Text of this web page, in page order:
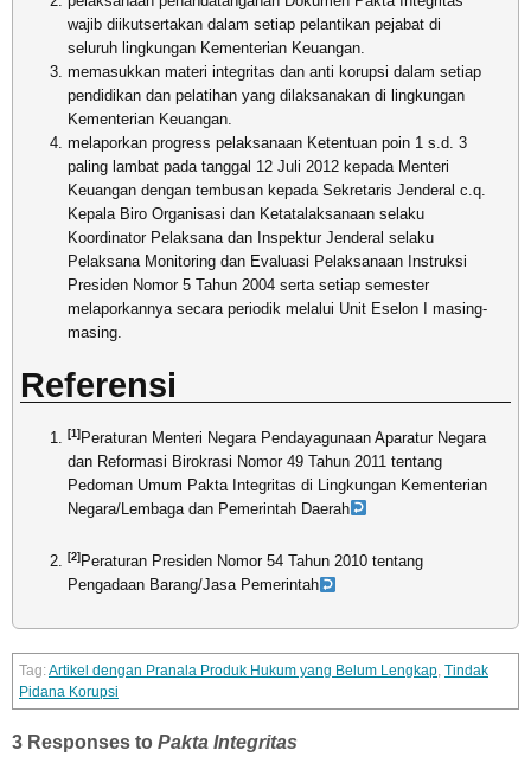
wajib diikutsertakan dalam setiap pelantikan pejabat di
seluruh lingkungan Kementerian Keuangan.
memasukkan materi integritas dan anti korupsi dalam setiap
pendidikan dan pelatihan yang dilaksanakan di lingkungan
Kementerian Keuangan.
melaporkan progress pelaksanaan Ketentuan poin 1 s.d. 3
paling lambat pada tanggal 12 Juli 2012 kepada Menteri
Keuangan dengan tembusan kepada Sekretaris Jenderal c.q.
Kepala Biro Organisasi dan Ketatalaksanaan selaku
Koordinator Pelaksana dan Inspektur Jenderal selaku
Pelaksana Monitoring dan Evaluasi Pelaksanaan Instruksi
Presiden Nomor 5 Tahun 2004 serta setiap semester
melaporkannya secara periodik melalui Unit Eselon I masing-
masing.
Referensi
[1] Peraturan Menteri Negara Pendayagunaan Aparatur Negara
dan Reformasi Birokrasi Nomor 49 Tahun 2011 tentang
Pedoman Umum Pakta Integritas di Lingkungan Kementerian
Negara/Lembaga dan Pemerintah Daerah
[2] Peraturan Presiden Nomor 54 Tahun 2010 tentang
Pengadaan Barang/Jasa Pemerintah
Artikel dengan Pranala Produk Hukum yang Belum Lengkap, Tindak
Pidana Korupsi
3 Responses to Pakta Integritas